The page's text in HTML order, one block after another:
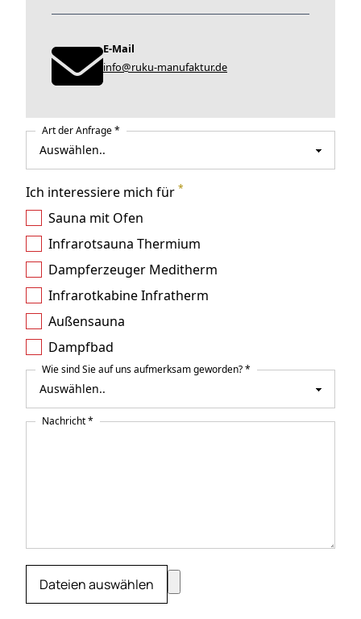
E-Mail
info@ruku-manufaktur.de
Art der Anfrage *
Ich interessiere mich für *
Sauna mit Ofen
Infrarotsauna Thermium
Dampferzeuger Meditherm
Infrarotkabine Infratherm
Außensauna
Dampfbad
Wie sind Sie auf uns aufmerksam geworden? *
Nachricht *
Dateien auswählen